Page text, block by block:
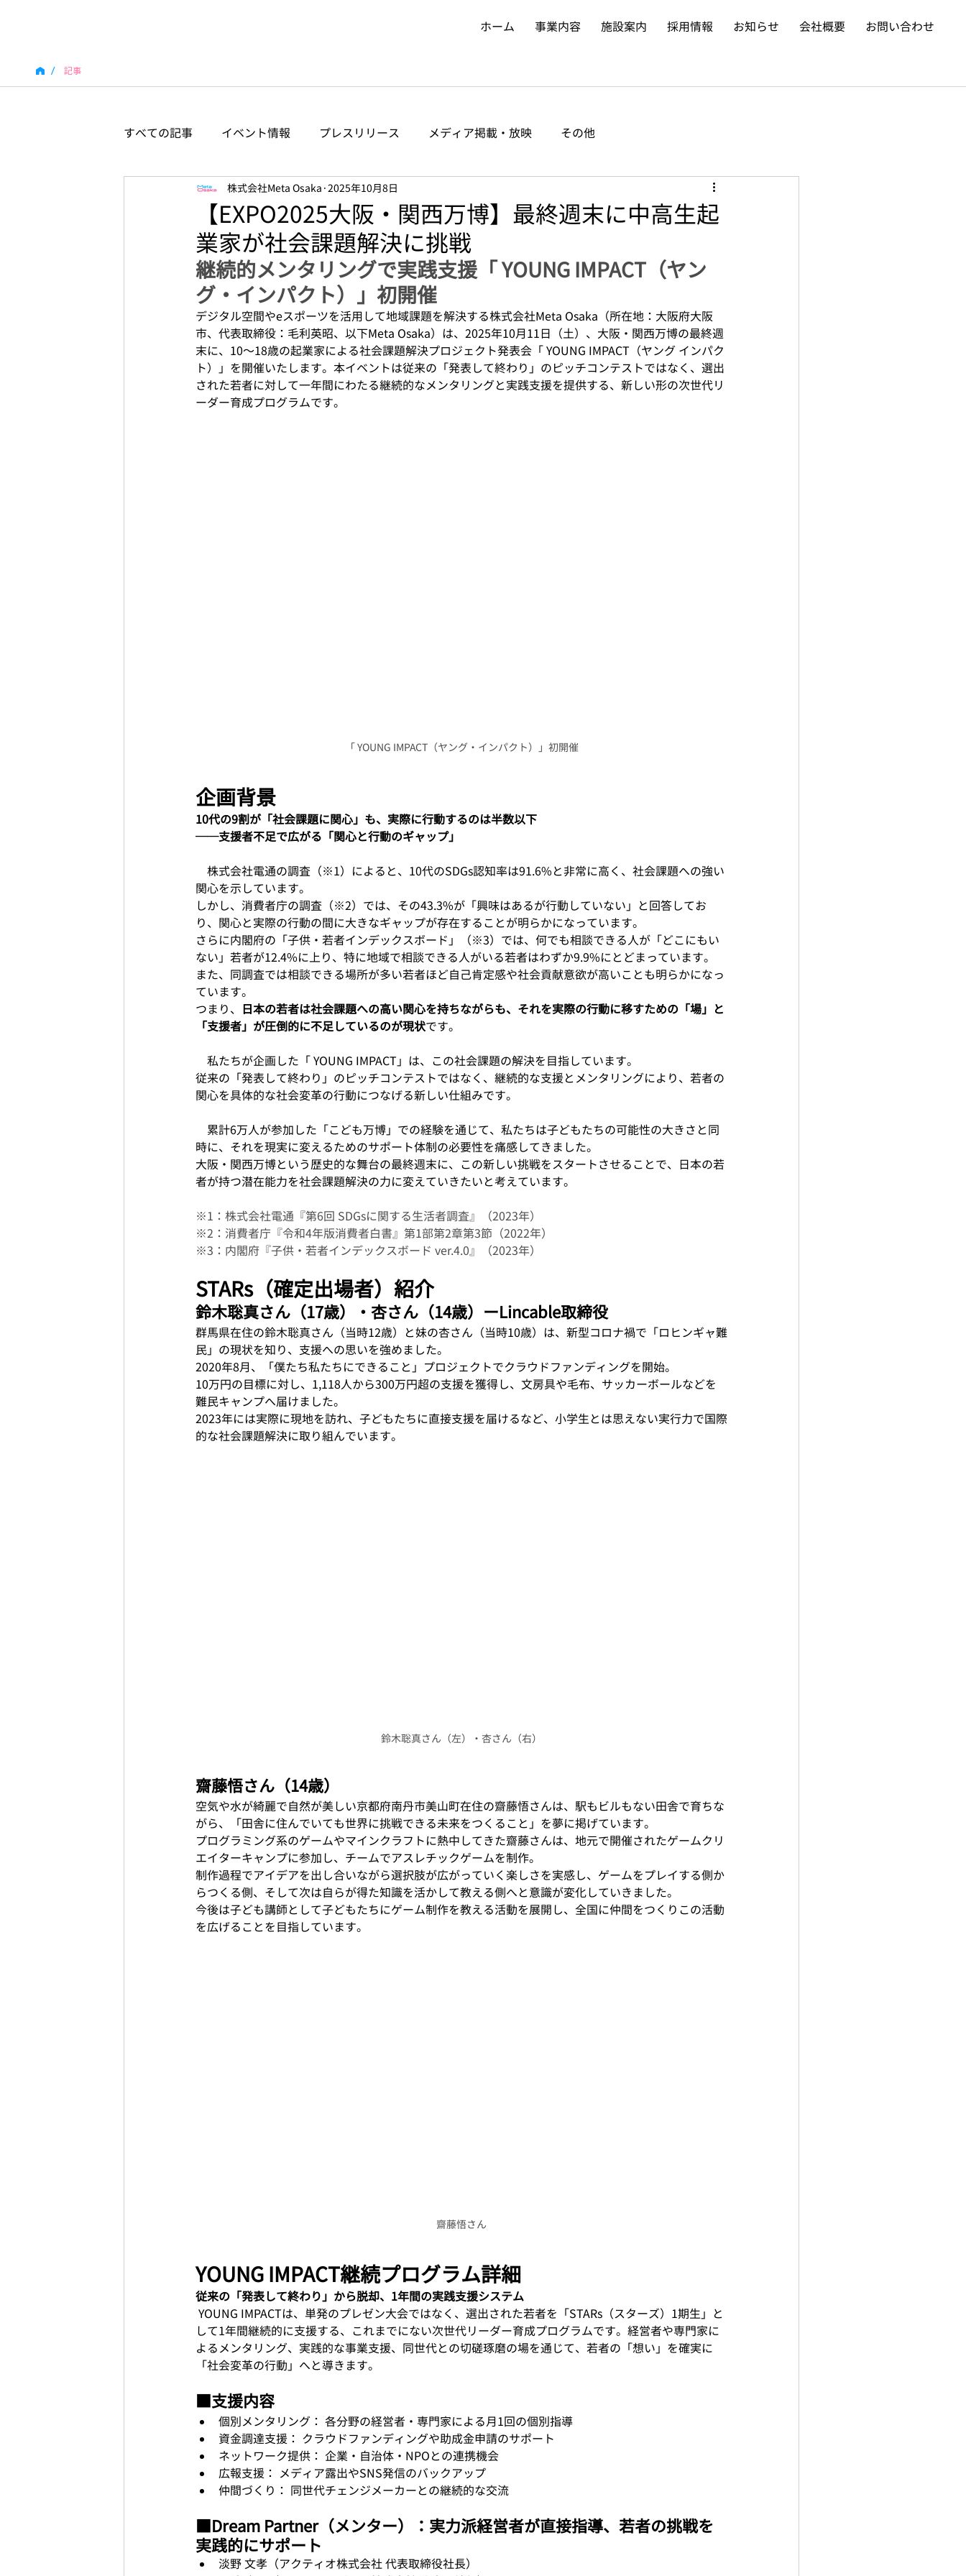
ホーム 事業内容 施設案内 採用情報 お知らせ 会社概要 お問い合わせ
/ 記事
すべての記事 イベント情報 プレスリリース メディア掲載・放映 その他
【EXPO2025大阪・関西万博】最終週末に中高生起
業家が社会課題解決に挑戦
株式会社Meta Osaka 2025年10月8日
継続的メンタリングで実践支援「 YOUNG IMPACT（ヤン
グ・インパクト）」初開催
デジタル空間やeスポーツを活用して地域課題を解決する株式会社Meta Osaka（所在地：大阪府大阪
市、代表取締役：毛利英昭、以下Meta Osaka）は、2025年10月11日（土）、大阪・関西万博の最終週
末に、10〜18歳の起業家による社会課題解決プロジェクト発表会「 YOUNG IMPACT（ヤング インパク
ト）」を開催いたします。本イベントは従来の「発表して終わり」のピッチコンテストではなく、選出
された若者に対して一年間にわたる継続的なメンタリングと実践支援を提供する、新しい形の次世代リ
ーダー育成プログラムです。
「 YOUNG IMPACT（ヤング・インパクト）」初開催
企画背景
10代の9割が「社会課題に関心」も、実際に行動するのは半数以下
──支援者不足で広がる「関心と行動のギャップ」
株式会社電通の調査（※1）によると、10代のSDGs認知率は91.6%と非常に高く、社会課題への強い
関心を示しています。
しかし、消費者庁の調査（※2）では、その43.3%が「興味はあるが行動していない」と回答してお
り、関心と実際の行動の間に大きなギャップが存在することが明らかになっています。
さらに内閣府の「子供・若者インデックスボード」（※3）では、何でも相談できる人が「どこにもい
ない」若者が12.4%に上り、特に地域で相談できる人がいる若者はわずか9.9%にとどまっています。
また、同調査では相談できる場所が多い若者ほど自己肯定感や社会貢献意欲が高いことも明らかになっ
ています。
つまり、 日本の若者は社会課題への高い関心を持ちながらも、それを実際の行動に移すための「場」と
「支援者」が圧倒的に不足しているのが現状です。
私たちが企画した「 YOUNG IMPACT」は、この社会課題の解決を目指しています。
従来の「発表して終わり」のピッチコンテストではなく、継続的な支援とメンタリングにより、若者の
関心を具体的な社会変革の行動につなげる新しい仕組みです。
累計6万人が参加した「こども万博」での経験を通じて、私たちは子どもたちの可能性の大きさと同
時に、それを現実に変えるためのサポート体制の必要性を痛感してきました。
大阪・関西万博という歴史的な舞台の最終週末に、この新しい挑戦をスタートさせることで、日本の若
者が持つ潜在能力を社会課題解決の力に変えていきたいと考えています。
※1：株式会社電通『第6回 SDGsに関する生活者調査』（2023年）
※2：消費者庁『令和4年版消費者白書』第1部第2章第3節（2022年）
※3：内閣府『子供・若者インデックスボード ver.4.0』（2023年）
STARs（確定出場者）紹介
鈴木聡真さん（17歳）・杏さん（14歳）ーLincable取締役
群馬県在住の鈴木聡真さん（当時12歳）と妹の杏さん（当時10歳）は、新型コロナ禍で「ロヒンギャ難
民」の現状を知り、支援への思いを強めました。
2020年8月、「僕たち私たちにできること」プロジェクトでクラウドファンディングを開始。
10万円の目標に対し、1,118人から300万円超の支援を獲得し、文房具や毛布、サッカーボールなどを
難民キャンプへ届けました。
2023年には実際に現地を訪れ、子どもたちに直接支援を届けるなど、小学生とは思えない実行力で国際
的な社会課題解決に取り組んでいます。
鈴木聡真さん（左）・杏さん（右）
齋藤悟さん（14歳）
空気や水が綺麗で自然が美しい京都府南丹市美山町在住の齋藤悟さんは、駅もビルもない田舎で育ちな
がら、「田舎に住んでいても世界に挑戦できる未来をつくること」を夢に掲げています。
プログラミング系のゲームやマインクラフトに熱中してきた齋藤さんは、地元で開催されたゲームクリ
エイターキャンプに参加し、チームでアスレチックゲームを制作。
制作過程でアイデアを出し合いながら選択肢が広がっていく楽しさを実感し、ゲームをプレイする側か
らつくる側、そして次は自らが得た知識を活かして教える側へと意識が変化していきました。
今後は子ども講師として子どもたちにゲーム制作を教える活動を展開し、全国に仲間をつくりこの活動
を広げることを目指しています。
齋藤悟さん
YOUNG IMPACT継続プログラム詳細
従来の「発表して終わり」から脱却、1年間の実践支援システム
YOUNG IMPACTは、単発のプレゼン大会ではなく、選出された若者を「STARs（スターズ）1期生」と
して1年間継続的に支援する、これまでにない次世代リーダー育成プログラムです。経営者や専門家に
よるメンタリング、実践的な事業支援、同世代との切磋琢磨の場を通じて、若者の「想い」を確実に
「社会変革の行動」へと導きます。
■支援内容
個別メンタリング： 各分野の経営者・専門家による月1回の個別指導
資金調達支援： クラウドファンディングや助成金申請のサポート
ネットワーク提供： 企業・自治体・NPOとの連携機会
広報支援： メディア露出やSNS発信のバックアップ
仲間づくり： 同世代チェンジメーカーとの継続的な交流
■Dream Partner（メンター）：実力派経営者が直接指導、若者の挑戦を
実践的にサポート
淡野 文孝（アクティオ株式会社 代表取締役社長）